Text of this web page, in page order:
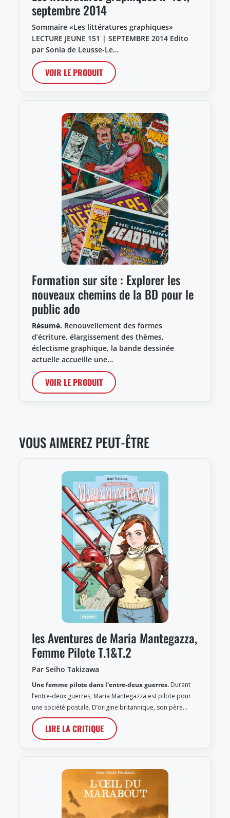
septembre 2014
Sommaire «Les littératures graphiques»
LECTURE JEUNE 151 | SEPTEMBRE 2014 Edito
par Sonia de Leusse-Le…
VOIR LE PRODUIT
Formation sur site : Explorer les
nouveaux chemins de la BD pour le
public ado
Résumé. Renouvellement des formes
d’écriture, élargissement des thèmes,
éclectisme graphique, la bande dessinée
actuelle accueille une…
VOIR LE PRODUIT
VOUS AIMEREZ PEUT-ÊTRE
les Aventures de Maria Mantegazza,
Femme Pilote T.1&T.2
Par Seiho Takizawa
Une femme pilote dans l'entre-deux guerres. Durant
l’entre-deux guerres, Maria Mantegazza est pilote pour
une société postale. D’origine britannique, son père…
LIRE LA CRITIQUE